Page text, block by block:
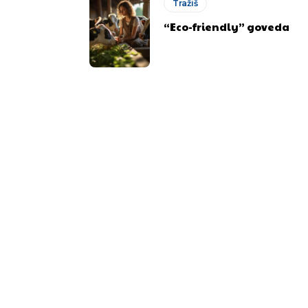
Tražiš
“Eco-friendly” goveda